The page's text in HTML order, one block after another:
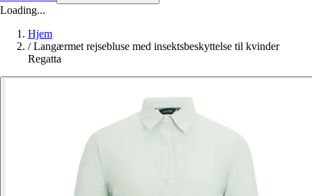
Loading...
Hjem
/ Langærmet rejsebluse med insektsbeskyttelse til kvinder
Regatta